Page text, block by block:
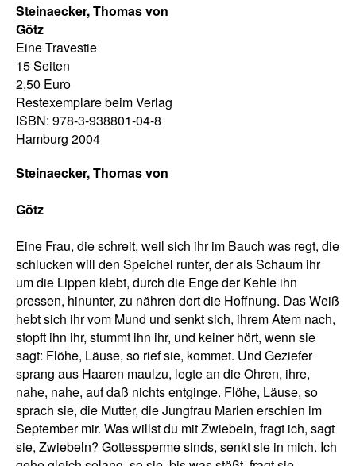
Steinaecker, Thomas von
Götz
Eine Frau, die schreit, weil sich ihr im Bauch was regt, die
schlucken will den Speichel runter, der als Schaum ihr
um die Lippen klebt, durch die Enge der Kehle ihn
pressen, hinunter, zu nähren dort die Hoffnung. Das Weiß
hebt sich ihr vom Mund und senkt sich, ihrem Atem nach,
stopft ihn ihr, stummt ihn ihr, und keiner hört, wenn sie
sagt: Flöhe, Läuse, so rief sie, kommet. Und Geziefer
sprang aus Haaren maulzu, legte an die Ohren, ihre,
nahe, nahe, auf daß nichts entginge. Flöhe, Läuse, so
sprach sie, die Mutter, die Jungfrau Marien erschien im
September mir. Was willst du mit Zwiebeln, fragt ich, sagt
sie, Zwiebeln? Gottessperme sinds, senkt sie in mich. Ich
Steinaecker, Thomas von
Götz
Eine Travestie
15 Seiten
2,50 Euro
Restexemplare beim Verlag
ISBN: 978-3-938801-04-8
Hamburg 2004